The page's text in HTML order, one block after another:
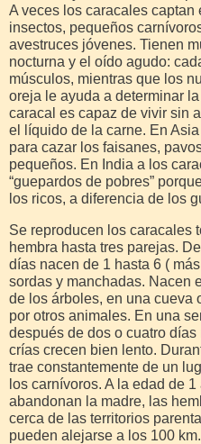
A veces los caracales captan
insectos, pequeños
avestruces jóvenes. Tienen
nocturna y el oído agudo:
músculos, mientras que los
oreja le ayuda a determinar
caracal es capaz de vivir sin
el líquido de la carne. En
para cazar los faisanes,
pequeños. En India a los
“guepardos de pobres”
los ricos, a diferencia de los
Se reproducen los caracales
hembra hasta tres parejas.
días nacen de 1 hasta 6 (
sordas y manchadas. Nacen
de los árboles, en una cueva
por otros animales. En una
después de dos o cuatro
crías crecen bien lento.
trae constantemente de un
los carnívoros. A la edad de
abandonan la madre, las
cerca de las territorios
pueden alejarse a los 100 km.